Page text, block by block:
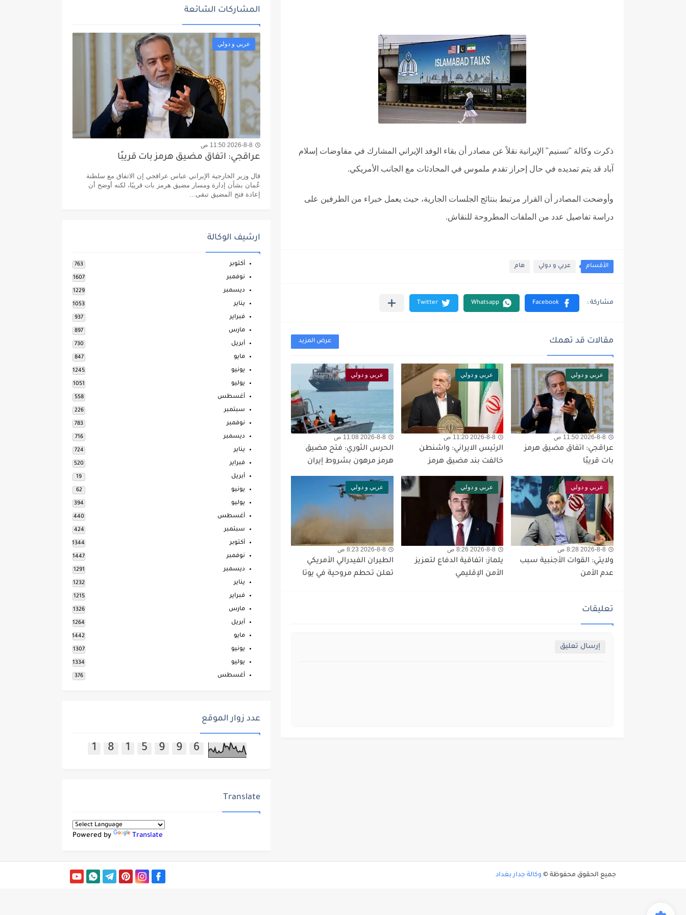
ذكرت وكالة "تسنيم" الإيرانية نقلاً عن مصادر أن بقاء الوفد الإيراني المشارك في مفاوضات إسلام
آباد قد يتم تمديده في حال إحراز تقدم ملموس في المحادثات مع الجانب الأمريكي.
وأوضحت المصادر أن القرار مرتبط بنتائج الجلسات الجارية، حيث يعمل خبراء من الطرفين على
دراسة تفاصيل عدد من الملفات المطروحة للنقاش.
الأقسام عربي و دولي هام
مقالات قد تهمك عرض المزيد
عربي و دولي
2026-8-8 11:50 ص
عراقجي: اتفاق مضيق هرمز
بات قريبًا
عربي و دولي
2026-8-8 11:20 ص
الرئيس الايراني: واشنطن
خالفت بند مضيق هرمز
عربي و دولي
2026-8-8 11:08 ص
الحرس الثوري: فتح مضيق
هرمز مرهون بشروط إيران
عربي و دولي
2026-8-8 8:28 ص
ولايتي: القوات الأجنبية سبب
عدم الأمن
عربي و دولي
2026-8-8 8:26 ص
يلماز: اتفاقية الدفاع لتعزيز
الأمن الإقليمي
عربي و دولي
2026-8-8 8:23 ص
الطيران الفيدرالي الأمريكي
تعلن تحطم مروحية في يوتا
تعليقات
إرسال تعليق
المشاركات الشائعة
عربي و دولي
2026-8-8 11:50 ص
عراقجي: اتفاق مضيق هرمز بات قريبًا
قال وزير الخارجية الإيراني عباس عراقجي إن الاتفاق مع سلطنة
عُمان بشأن إدارة ومسار مضيق هرمز بات قريبًا، لكنه أوضح أن
إعادة فتح المضيق تبقى...
ارشيف الوكالة
أكتوبر 763
نوفمبر 1607
ديسمبر 1229
يناير 1053
فبراير 937
مارس 897
أبريل 730
مايو 847
يونيو 1245
يوليو 1051
أغسطس 558
سبتمبر 226
نوفمبر 783
ديسمبر 716
يناير 724
فبراير 520
أبريل 19
يونيو 62
يوليو 394
أغسطس 440
سبتمبر 424
أكتوبر 1344
نوفمبر 1447
ديسمبر 1291
يناير 1232
فبراير 1215
مارس 1326
أبريل 1264
مايو 1442
يونيو 1307
يوليو 1334
أغسطس 376
عدد زوار الموقع
1 8 1 5 9 9 6
Translate
Powered by Translate
جميع الحقوق محفوظة © وكالة جدار بغداد